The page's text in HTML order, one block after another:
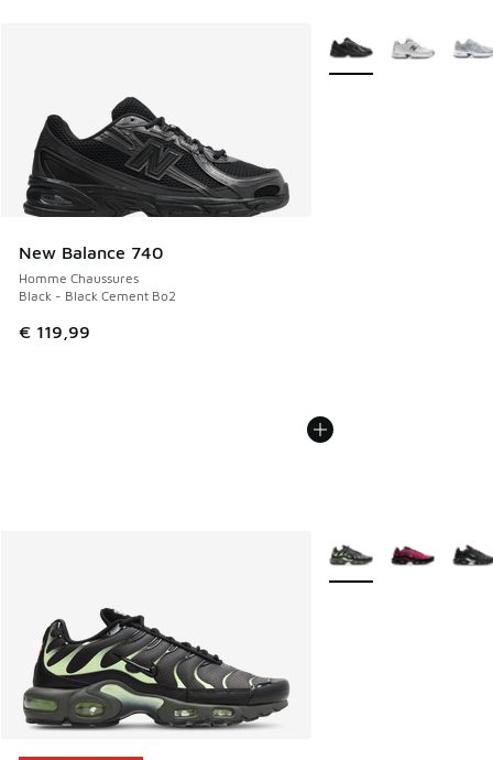
New Balance 740
Homme Chaussures
Black - Black Cement Bo2
€ 119,99
Plus de couleurs
Plus de couleurs